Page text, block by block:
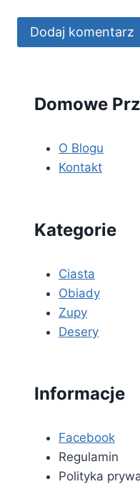
Domowe
O Blogu
Kontakt
Kategorie
Ciasta
Obiady
Zupy
Desery
Informacje
Facebook
Regulamin
Polityka